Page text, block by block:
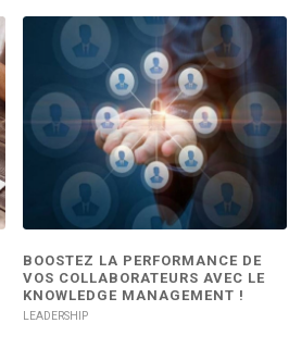
BOOSTEZ LA PERFORMANCE DE
VOS COLLABORATEURS AVEC LE
KNOWLEDGE MANAGEMENT !
LEADERSHIP